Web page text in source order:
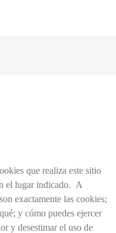
que realiza este sitio
el lugar indicado. A
exactamente las cookies;
y cómo puedes ejercer
y desestimar el uso de